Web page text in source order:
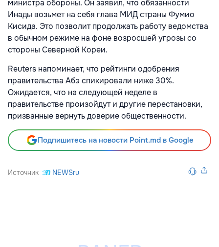
министра обороны. Он заявил, что обязанности
Инады возьмет на себя глава МИД страны Фумио
Кисида. Это позволит продолжать работу ведомства
в обычном режиме на фоне возросшей угрозы со
стороны Северной Кореи.
Reuters напоминает, что рейтинги одобрения
правительства Абэ спикировали ниже 30%.
Ожидается, что на следующей неделе в
правительстве произойдут и другие перестановки,
призванные вернуть доверие общественности.
Подпишитесь на новости Point.md в Google
Источник NEWSru